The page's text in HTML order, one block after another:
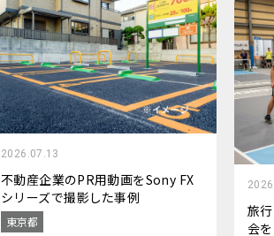
2026.07.13
不動産企業のPR用動画をSony FX
シリーズで撮影した事例
東京都
旅
会